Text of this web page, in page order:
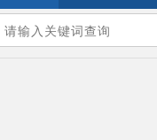
您的当前位置：首页>地震频道